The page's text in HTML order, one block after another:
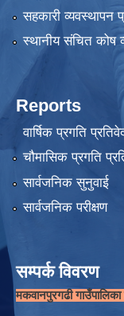
सहकारी व्यवस्थापन
स्थानीय संचित कोष
Reports
वार्षिक प्रगति
चौमासिक प्रगति
सार्वजनिक सुनुवाई
सार्वजनिक परीक्षण
सम्पर्क विवरण
मकवानपुरगढी गाउँपालिका